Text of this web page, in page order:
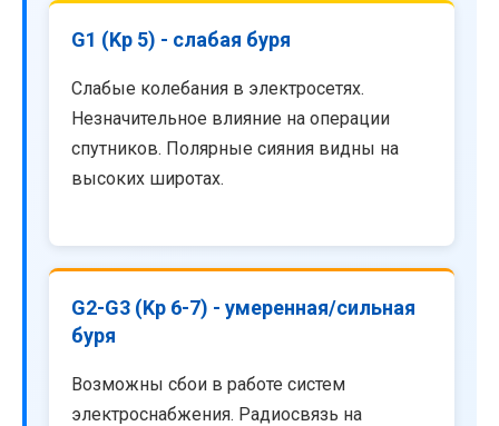
G1 (Kp 5) - слабая буря
Слабые колебания в электросетях.
Незначительное влияние на операции
спутников. Полярные сияния видны на
высоких широтах.
G2-G3 (Kp 6-7) - умеренная/сильная
буря
Возможны сбои в работе систем
электроснабжения. Радиосвязь на